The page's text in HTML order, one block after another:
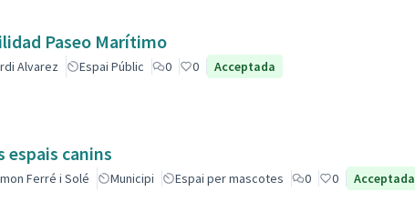
Paseo Marítimo
Alvarez Espai Públic 0 0 Acceptada
espais canins
Ferré i Solé Municipi Espai per mascotes 0 0 Acceptada